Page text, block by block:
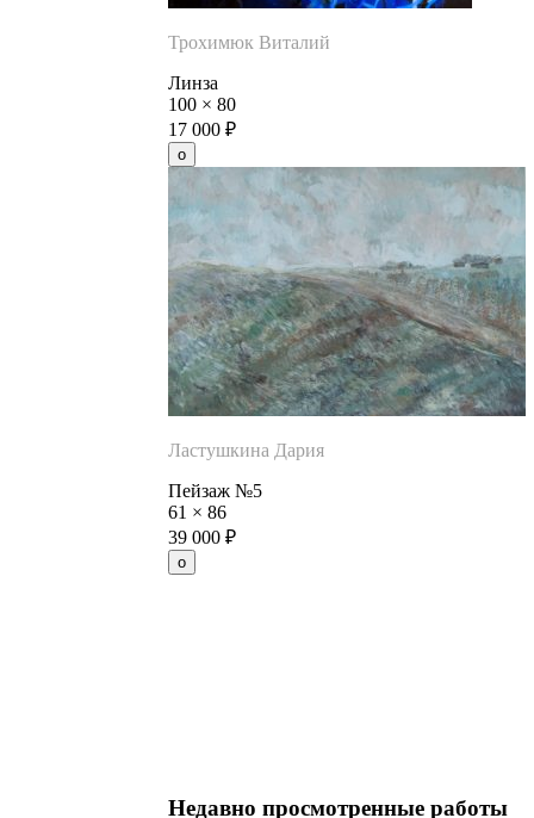
Трохимюк Виталий
Линза
100 × 80
17 000 ₽
Ластушкина Дария
Пейзаж №5
61 × 86
39 000 ₽
Недавно просмотренные работы